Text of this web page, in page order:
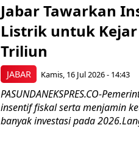
JABAR
Jabar Tawarkan
Listrik untuk Kejar
Triliun
Kamis, 16 Jul 2026 - 14:43
PASUNDANEKSPRES.CO-
insentif fiskal serta menjamin
banyak investasi pada